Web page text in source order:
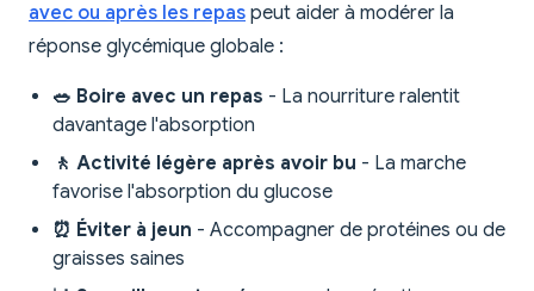
avec ou après les repas peut aider à modérer la
réponse glycémique globale :
🥗 Boire avec un repas - La nourriture ralentit
davantage l'absorption
🚶 Activité légère après avoir bu - La marche
favorise l'absorption du glucose
⏰ Éviter à jeun - Accompagner de protéines ou de
graisses saines